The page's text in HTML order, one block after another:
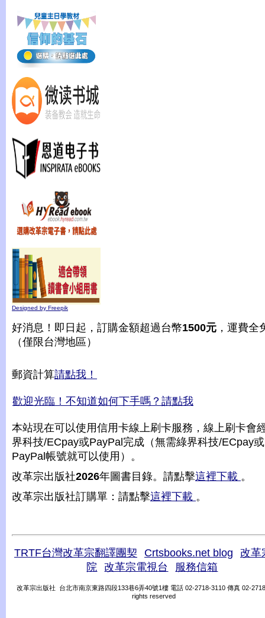
Designed by Freepik
好消息！即日起，訂購金額超過台幣1500元 ，運費全
（僅限台灣地區）
郵資計算請點我！
歡迎光臨！不知道如何下手嗎？請點我
本站現在可以使用信用卡線上刷卡服務，線上刷卡會
界科技/ECpay或PayPal完成（無需綠界科技/ECpay或
PayPal帳號就可以使用）。
改革宗出版社2026年圖書目錄。請點擊這裡下載 。
改革宗出版社訂購單：請點擊這裡下載 。
TRTF台灣改革宗翻譯團契 Crtsbooks.net blog
改革
院
改革宗電視台 服務信箱
改革宗出版社 台北市南京東路四段133巷6弄40號1樓 電話 02-2718-3110 傳真 02-
rights reserved